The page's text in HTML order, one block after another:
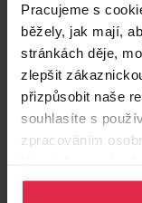
Pracujeme s
běžely, jak mají,
stránkách děje,
zlepšit
přizpůsobit naše
souhlasíte s
zpracováním
osobních údajů.